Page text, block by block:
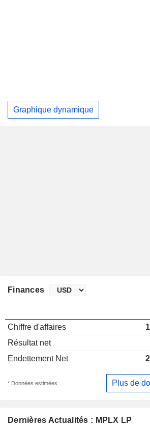
Graphique dynamique
Dernières Actualités : MPLX LP
Finances
Chiffre d'affaires
Résultat net
Endettement Net
* Données estimées Plus de